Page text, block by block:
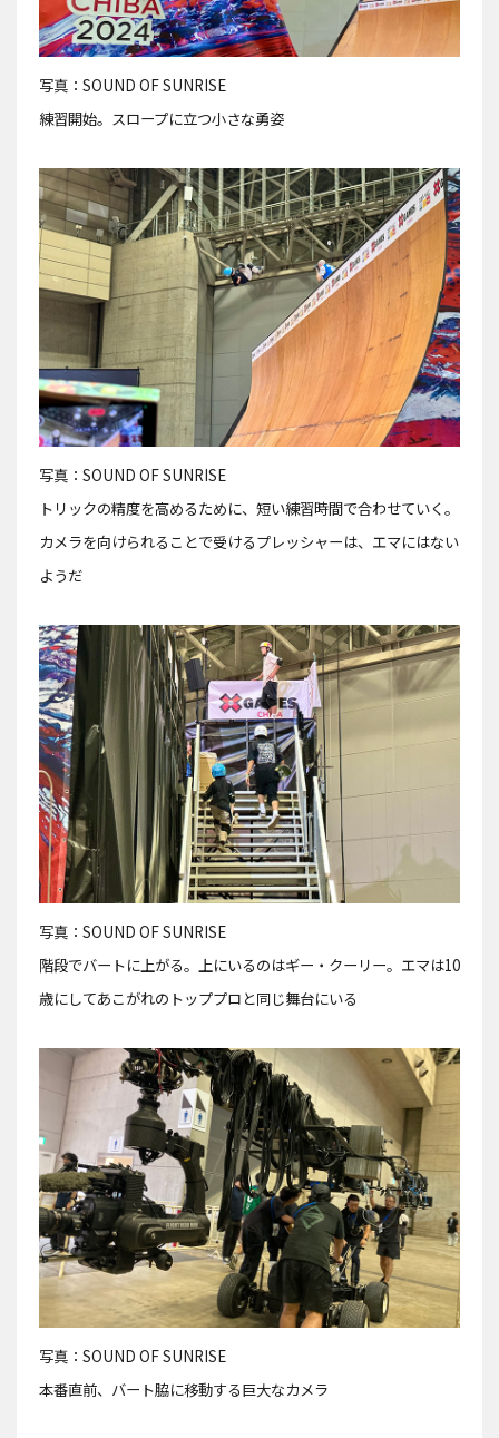
写真：SOUND OF SUNRISE
練習開始。スロープに立つ小さな勇姿
写真：SOUND OF SUNRISE
トリックの精度を高めるために、短い練習時間で合わせていく。
カメラを向けられることで受けるプレッシャーは、エマにはない
ようだ
写真：SOUND OF SUNRISE
階段でバートに上がる。上にいるのはギー・クーリー。エマは10
歳にしてあこがれのトッププロと同じ舞台にいる
写真：SOUND OF SUNRISE
本番直前、バート脇に移動する巨大なカメラ